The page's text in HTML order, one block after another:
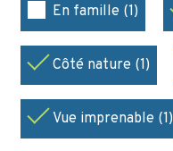
En famille (1)
Côté nature (1)
Vue imprenable (1)